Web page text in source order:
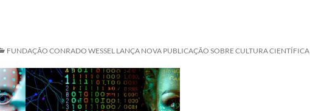
FUNDAÇÃO CONRADO WESSEL LANÇA NOVA PUBLICAÇÃO SOBRE CULTURA CIENTÍFICA